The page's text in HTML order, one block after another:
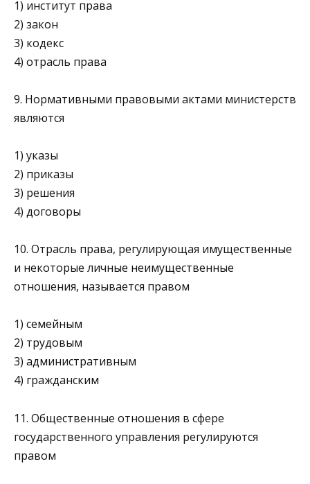
1) институт права
2) закон
3) кодекс
4) отрасль права
9. Нормативными правовыми актами министерств
являются
1) указы
2) приказы
3) решения
4) договоры
10. Отрасль права, регулирующая имущественные
и некоторые личные неимущественные
отношения, называется правом
1) семейным
2) трудовым
3) административным
4) гражданским
11. Общественные отношения в сфере
государственного управления регулируются
правом